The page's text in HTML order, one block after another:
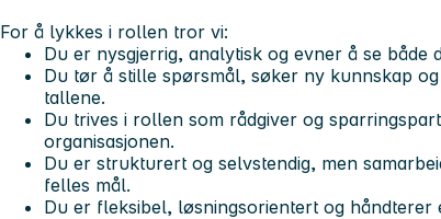
For å lykkes i rollen tror vi:
Du er nysgjerrig, analytisk og evner å se både
Du tør å stille spørsmål, søker ny kunnskap
tallene.
Du trives i rollen som rådgiver og
organisasjonen.
Du er strukturert og selvstendig, men
felles mål.
Du er fleksibel, løsningsorientert og håndterer